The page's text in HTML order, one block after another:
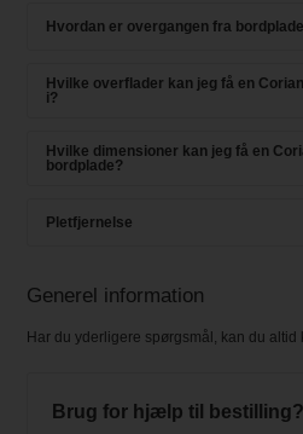
Hvordan er overgangen fra
Hvilke overflader kan jeg få en
i?
Hvilke dimensioner kan jeg få en
bordplade?
Pletfjernelse
Generel information
Har du yderligere spørgsmål, kan du
Brug for hjælp til bestilling?